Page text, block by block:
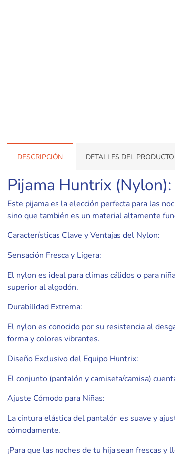
DESCRIPCIÓN DETALLES DEL PRODUCTO
Pijama Huntrix
Este pijama es la elección perfecta para las
sino que también es un material altamente
Características Clave y Ventajas del Nylon:
Sensación Fresca y Ligera:
El nylon es ideal para climas cálidos o para
superior al algodón.
Durabilidad Extrema:
El nylon es conocido por su resistencia al
forma y colores vibrantes.
Diseño Exclusivo del Equipo Huntrix:
El conjunto (pantalón y camiseta/camisa)
Ajuste Cómodo para Niñas:
La cintura elástica del pantalón es suave y
cómodamente.
¡Para que las noches de tu hija sean frescas